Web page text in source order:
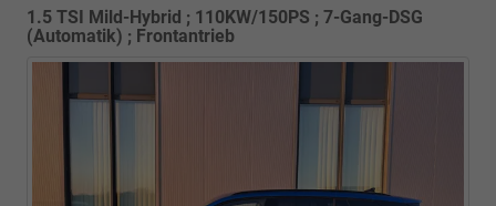
1.5 TSI Mild-Hybrid ; 110KW/150PS ; 7-Gang-DSG
(Automatik) ; Frontantrieb